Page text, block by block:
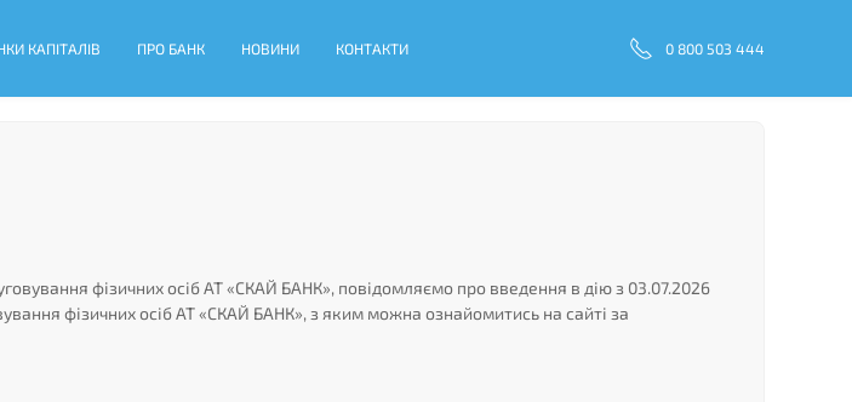
КАПІТАЛІВ ПРО БАНК НОВИНИ КОНТАКТИ 0 800 503 444
фізичних осіб АТ «СКАЙ БАНК», повідомляємо про введення в дію з 03.07.2026
фізичних осіб АТ «СКАЙ БАНК», з яким можна ознайомитись на сайті за